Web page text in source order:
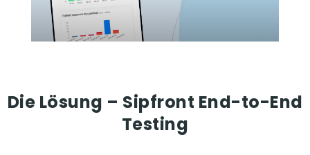
Die Lösung – Sipfront End-to-End
Testing